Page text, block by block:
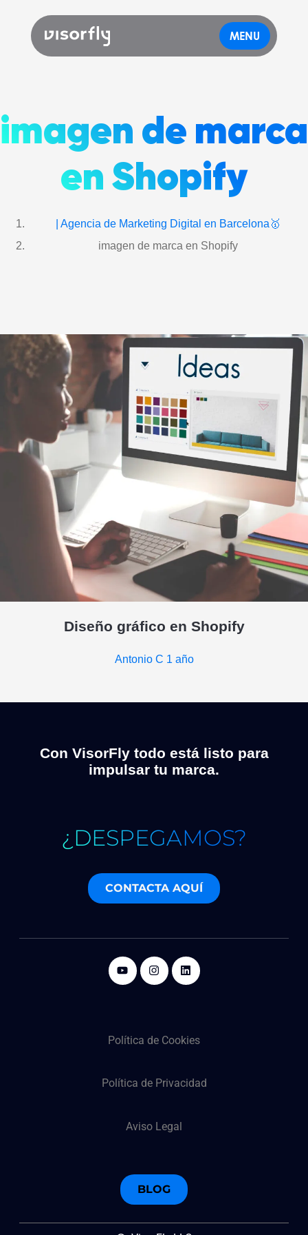
MENU
imagen de marca
en Shopify
| Agencia de Marketing Digital en Barcelona🥇
imagen de marca en Shopify
Diseño gráfico en Shopify
Antonio C 1 año
Con VisorFly todo está listo para
impulsar tu marca.
¿DESPEGAMOS?
CONTACTA AQUÍ
Política de Cookies
Política de Privacidad
Aviso Legal
BLOG